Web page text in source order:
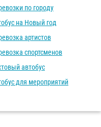
по городу
на Новый год
артистов
спортсменов
автобус
для мероприятий